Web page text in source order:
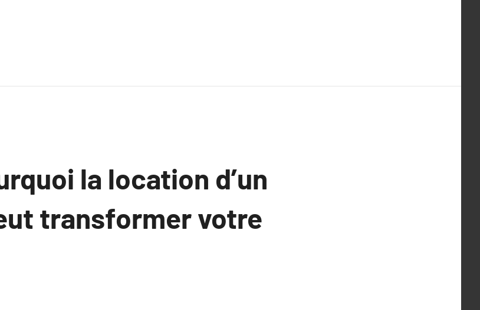
la location d’un
transformer votre